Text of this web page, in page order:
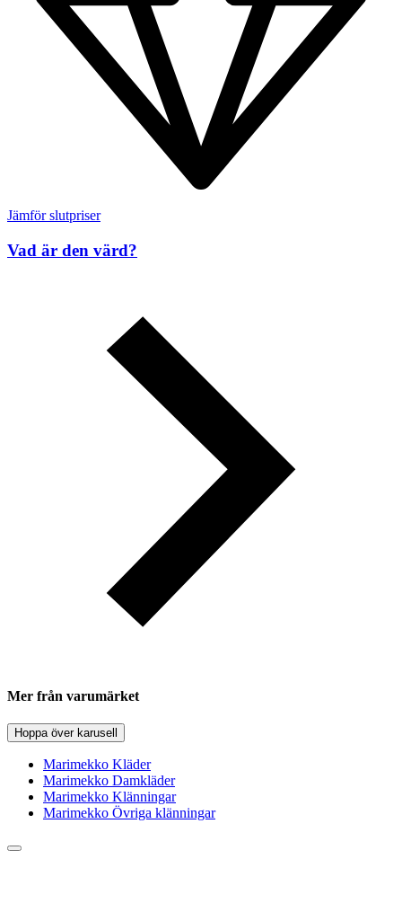
Jämför slutpriser
Vad är den värd?
Mer från varumärket
Hoppa över karusell
Marimekko Kläder
Marimekko Damkläder
Marimekko Klänningar
Marimekko Övriga klänningar